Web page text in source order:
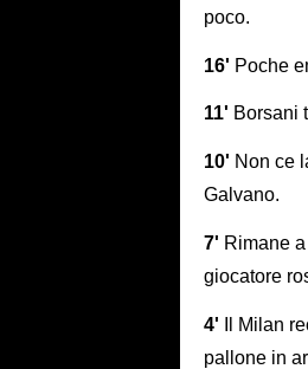
poco.
16' Poche
11' Borsani
10' Non ce
Galvano.
7' Rimane
giocatore
4' Il Milan
pallone in